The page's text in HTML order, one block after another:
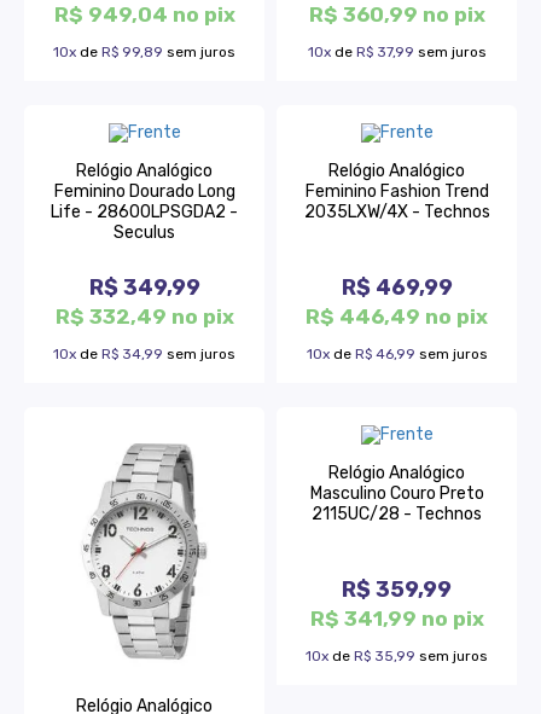
R$ 949,04 no pix
10x de R$ 99,89 sem juros
R$ 360,99 no pix
10xde R$ 37,99 sem juros
Relógio Analógico
Feminino Dourado Long
Life - 28600LPSGDA2 -
Seculus
R$ 349,99
R$ 332,49 no pix
10x de R$ 34,99 sem juros
Relógio Analógico
Feminino Fashion Trend
2035LXW/4X - Technos
R$ 469,99
R$ 446,49 no pix
10xde R$ 46,99 sem juros
Relógio Analógico
Relógio Analógico
Masculino Couro Preto
2115UC/28 - Technos
R$ 359,99
R$ 341,99 no pix
10x de R$ 35,99 sem juros